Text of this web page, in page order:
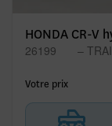
HONDA CR-V
26199 –
Votre prix